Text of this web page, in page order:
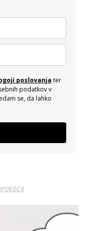
poslovanja ter
podatkov v
se, da lahko